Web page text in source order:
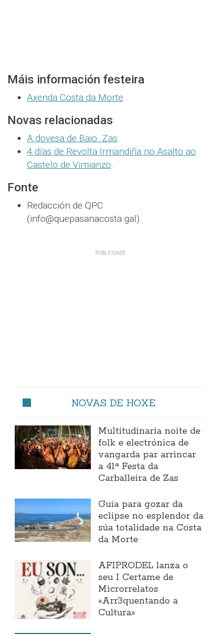
Máis información festeira
Axenda Costa da Morte.
Novas relacionadas
A dovesa de Baio. Zas.
4 días de Revolta Irmandiña no Asalto ao
Castelo de Vimianzo.
Fonte
Redacción de QPC
(info@quepasanacosta.gal).
NOVAS DE HOXE
Multitudinaria noite de
folk e electrónica de
vangarda par arrincar
a 41ª Festa da
Carballeira de Zas
Guía para gozar da
eclipse no esplendor da
súa totalidade na Costa
da Morte
AFIPRODEL lanza o
seu I Certame de
Microrrelatos
«Arr3quentando a
Cultura»